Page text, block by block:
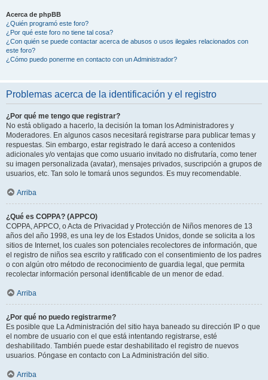
Acerca de phpBB
¿Quién programó este foro?
¿Por qué este foro no tiene tal cosa?
¿Con quién se puede contactar acerca de abusos o usos ilegales relacionados con
este foro?
¿Cómo puedo ponerme en contacto con un Administrador?
Problemas acerca de la identificación y el registro
¿Por qué me tengo que registrar?
No está obligado a hacerlo, la decisión la toman los Administradores y
Moderadores. En algunos casos necesitará registrarse para publicar temas y
respuestas. Sin embargo, estar registrado le dará acceso a contenidos
adicionales y/o ventajas que como usuario invitado no disfrutaría, como tener
su imagen personalizada (avatar), mensajes privados, suscripción a grupos de
usuarios, etc. Tan solo le tomará unos segundos. Es muy recomendable.
Arriba
¿Qué es COPPA? (APPCO)
COPPA, APPCO, o Acta de Privacidad y Protección de Niños menores de 13
años del año 1998, es una ley de los Estados Unidos, donde se solicita a los
sitios de Internet, los cuales son potenciales recolectores de información, que
el registro de niños sea escrito y ratificado con el consentimiento de los padres
o con algún otro método de reconocimiento de guardia legal, que permita
recolectar información personal identificable de un menor de edad.
Arriba
¿Por qué no puedo registrarme?
Es posible que La Administración del sitio haya baneado su dirección IP o que
el nombre de usuario con el que está intentando registrarse, esté
deshabilitado. También puede estar deshabilitado el registro de nuevos
usuarios. Póngase en contacto con La Administración del sitio.
Arriba